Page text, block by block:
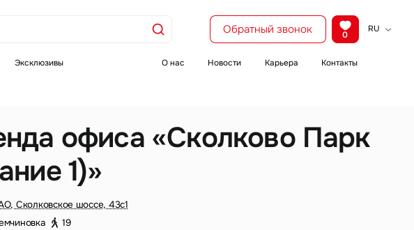
Обратный звонок 0
RU
Эксклюзивы О нас Новости Карьера Контакты
офиса «Сколково Парк
1)»
Сколковское шоссе, 43с1
19
поле
формат